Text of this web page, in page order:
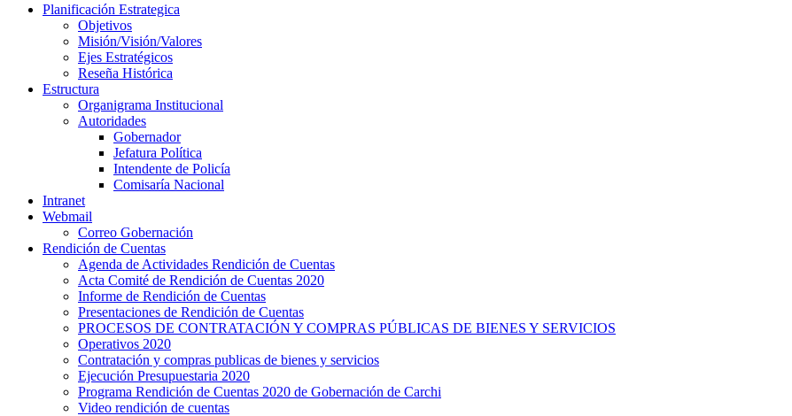
Planificación Estrategica
Objetivos
Misión/Visión/Valores
Ejes Estratégicos
Reseña Histórica
Estructura
Organigrama Institucional
Autoridades
Gobernador
Jefatura Política
Intendente de Policía
Comisaría Nacional
Intranet
Webmail
Correo Gobernación
Rendición de Cuentas
Agenda de Actividades Rendición de Cuentas
Acta Comité de Rendición de Cuentas 2020
Informe de Rendición de Cuentas
Presentaciones de Rendición de Cuentas
PROCESOS DE CONTRATACIÓN Y COMPRAS PÚBLICAS DE BIENES Y SERVICIOS
Operativos 2020
Contratación y compras publicas de bienes y servicios
Ejecución Presupuestaria 2020
Programa Rendición de Cuentas 2020 de Gobernación de Carchi
Video rendición de cuentas